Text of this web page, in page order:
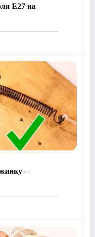
E27 на
–